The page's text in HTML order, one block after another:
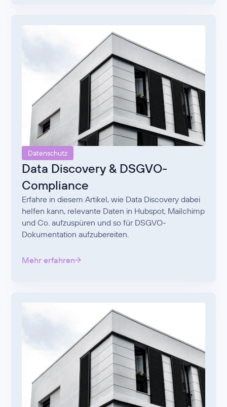
Datenschutz
Data Discovery & DSGVO-
Compliance
Erfahre in diesem Artikel, wie Data Discovery dabei
helfen kann, relevante Daten in Hubspot, Mailchimp
und Co. aufzuspüren und so für DSGVO-
Dokumentation aufzubereiten.
Mehr erfahren